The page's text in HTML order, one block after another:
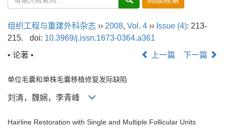
组织工程与重建外科杂志 ›› 2008, Vol. 4 ›› Issue (4): 213-
215.
doi: 10.3969/j.issn.1673-0364.a361
• 论著 •
上一篇 下一篇
单位毛囊和单株毛囊移植修复发际缺陷
刘清，魏娴，李青峰
Hairline Restoration with Single and Multiple Follicular Units